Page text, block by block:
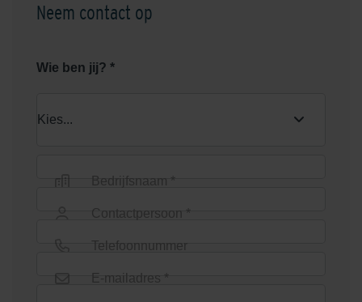
Neem contact op
Wie ben jij? *
Bedrijfsnaam *
Contactpersoon *
Telefoonnummer
E-mailadres *